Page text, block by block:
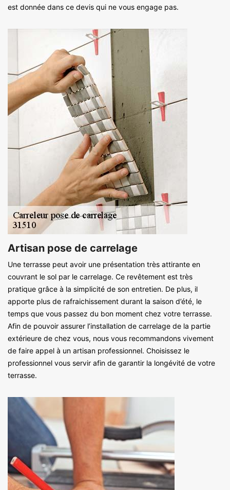
est donnée dans ce devis qui ne vous engage pas.
Artisan pose de carrelage
Une terrasse peut avoir une présentation très attirante en
couvrant le sol par le carrelage. Ce revêtement est très
pratique grâce à la simplicité de son entretien. De plus, il
apporte plus de rafraichissement durant la saison d’été, le
temps que vous passez du bon moment chez votre terrasse.
Afin de pouvoir assurer l’installation de carrelage de la partie
extérieure de chez vous, nous vous recommandons vivement
de faire appel à un artisan professionnel. Choisissez le
professionnel vous servir afin de garantir la longévité de votre
terrasse.